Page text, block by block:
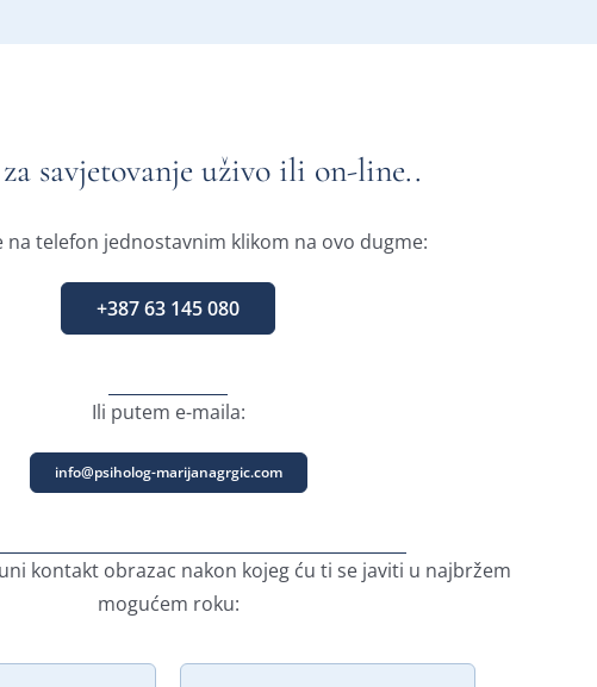
za savjetovanje uživo ili on-line..
na telefon jednostavnim klikom na ovo dugme:
+387 63 145 080
Ili putem e-maila:
info@psiholog-marijanagrgic.com
kontakt obrazac nakon kojeg ću ti se javiti u najbržem
mogućem roku: